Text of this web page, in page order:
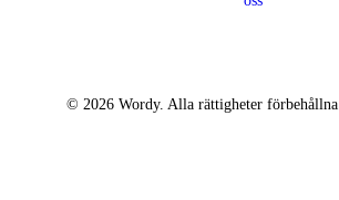
© 2026 Wordy. Alla rättigheter förbehållna.